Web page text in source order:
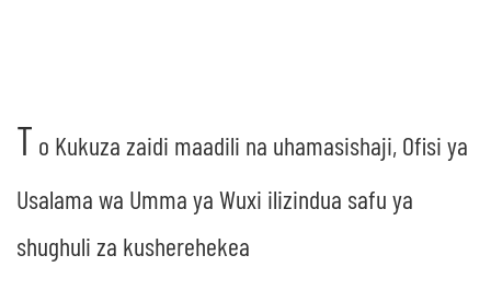
T o Kukuza zaidi maadili na uhamasishaji, Ofisi ya
Usalama wa Umma ya Wuxi ilizindua safu ya
shughuli za kusherehekea